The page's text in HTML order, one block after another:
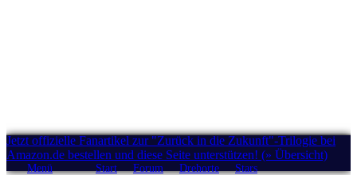
Jetzt offizielle Fanartikel zur "Zurück in die Zukunft"-Trilogie bei
Amazon.de bestellen und diese Seite unterstützen! (» Übersicht)
Menü Start Forum Drehorte Stars